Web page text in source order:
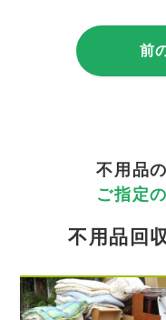
前
不用品の
ご指定
不用品回